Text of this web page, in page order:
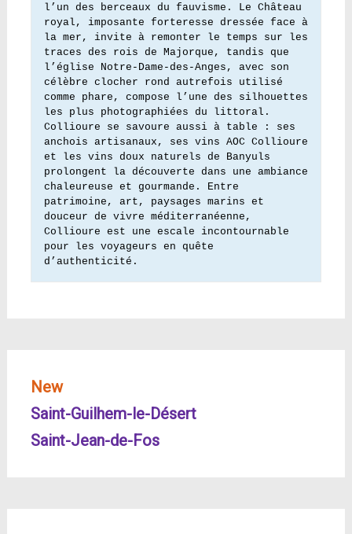
l’un des berceaux du fauvisme. Le Château
royal, imposante forteresse dressée face à
la mer, invite à remonter le temps sur les
traces des rois de Majorque, tandis que
l’église Notre-Dame-des-Anges, avec son
célèbre clocher rond autrefois utilisé
comme phare, compose l’une des silhouettes
les plus photographiées du littoral.
Collioure se savoure aussi à table : ses
anchois artisanaux, ses vins AOC Collioure
et les vins doux naturels de Banyuls
prolongent la découverte dans une ambiance
chaleureuse et gourmande. Entre
patrimoine, art, paysages marins et
douceur de vivre méditerranéenne,
Collioure est une escale incontournable
pour les voyageurs en quête
d’authenticité.
New
Saint-Guilhem-le-Désert
Saint-Jean-de-Fos